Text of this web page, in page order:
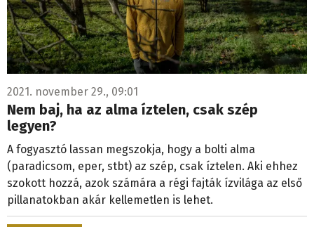
2021. november 29., 09:01
Nem baj, ha az alma íztelen, csak szép
legyen?
A fogyasztó lassan megszokja, hogy a bolti alma
(paradicsom, eper, stbt) az szép, csak íztelen. Aki ehhez
szokott hozzá, azok számára a régi fajták ízvilága az első
pillanatokban akár kellemetlen is lehet.